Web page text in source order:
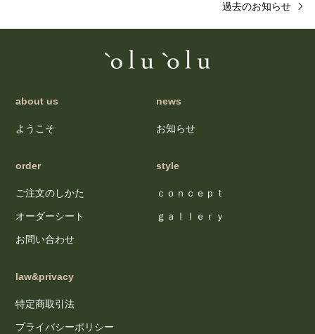
過去のお知らせ
about us
ようこそ
news
お知らせ
order
ご注文のしかた
オーダーシート
お問い合わせ
style
ｃｏｎｃｅｐｔ
ｇａｌｌｅｒｙ
law&privacy
特定商取引法
プライバシーポリシー